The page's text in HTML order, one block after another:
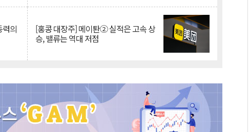
의 [홍콩 대장주] 메이퇀② 실적은 고속 상
승, 밸류는 역대 저점